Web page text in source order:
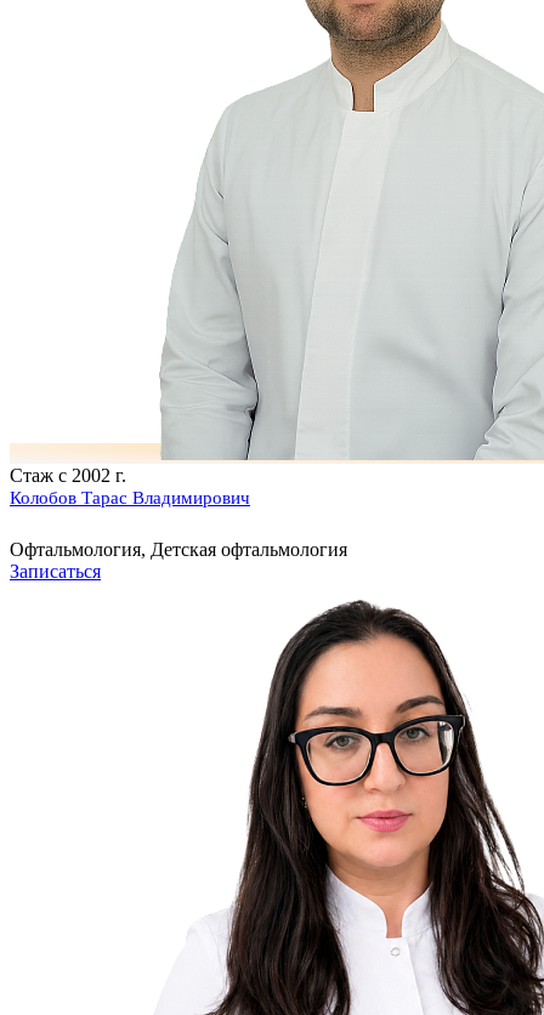
Стаж с 2002 г.
Колобов Тарас Владимирович
Офтальмология, Детская офтальмология
Записаться